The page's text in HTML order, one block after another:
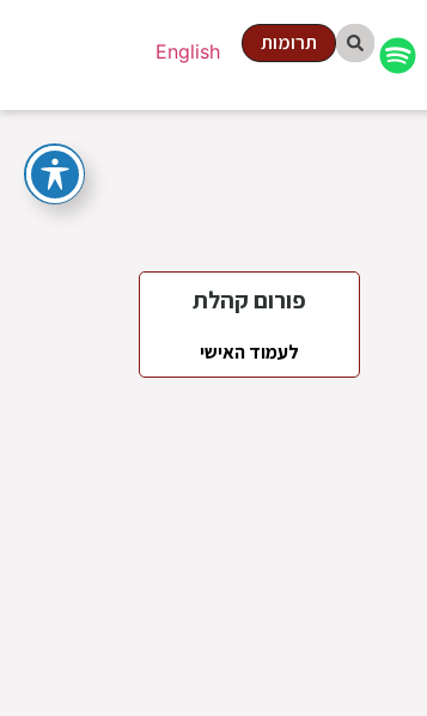
English תרומות
פורום קהלת
לעמוד האישי